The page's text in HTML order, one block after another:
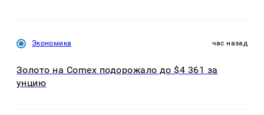
Экономика час назад
Золото на Comex подорожало до $4 361 за
унцию